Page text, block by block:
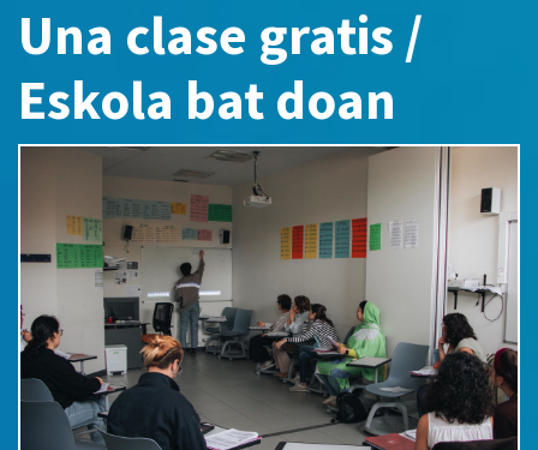
Una clase gratis /
Eskola bat doan